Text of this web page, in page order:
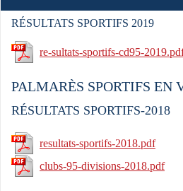
RÉSULTATS SPORTIFS 2019
re-sultats-sportifs-cd95-
PALMARÈS SPORTIFS EN
RÉSULTATS SPORTIFS-2018
resultats-sportifs-2018.pdf
clubs-95-divisions-2018.pdf